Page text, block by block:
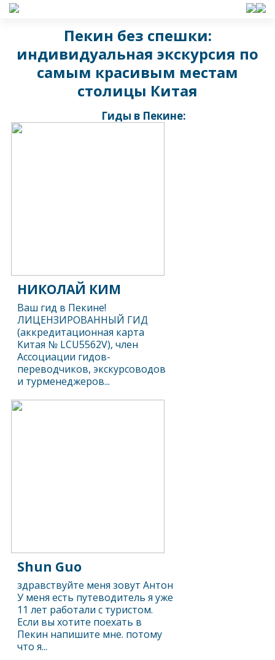
Пекин без спешки:
индивидуальная экскурсия по
самым красивым местам
столицы Китая
Гиды в Пекине:
НИКОЛАЙ КИМ
Ваш гид в Пекине!
ЛИЦЕНЗИРОВАННЫЙ ГИД
(аккредитационная карта
Китая № LCU5562V), член
Ассоциации гидов-
переводчиков, экскурсоводов
и турменеджеров...
Shun Guo
здравствуйте меня зовут Антон
У меня есть путеводитель я уже
11 лет работали с туристом.
Если вы хотите поехать в
Пекин напишите мне. потому
что я...